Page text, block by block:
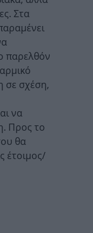
Στα
παρελθόν
σε σχέση,
να
Προς το
θα
έτοιμος/